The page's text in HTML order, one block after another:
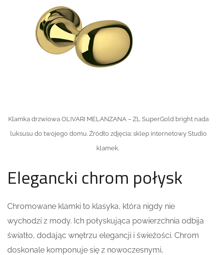
Klamka drzwiowa OLIVARI MELANZANA – ZL SuperGold bright nada
luksusu do twojego domu. Źródło zdjęcia: sklep internetowy Studio
klamek.
Elegancki chrom połysk
Chromowane klamki to klasyka, która nigdy nie
wychodzi z mody. Ich połyskująca powierzchnia odbija
światło, dodając wnętrzu elegancji i świeżości. Chrom
doskonale komponuje się z nowoczesnymi,